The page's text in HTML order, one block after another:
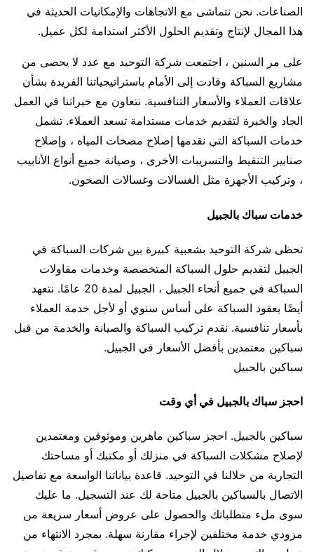
الصناعات. نحن نتماشى مع الاتجاهات والإمكانيات الحديثة في
هذا المجال لإنتاج وتقديم الحلول الأكثر استدامة لكل عميل.
على مر السنين ، اجتمعت شركة التوحيد مع عدد لا يحصى من
مشاريع السباكة وقادت إلى الأمام باستراتيجياتنا الفريدة بشأن
علاقات العملاء والأسعار التنافسية. نتعاون مع خبراتنا في العمل
الجاد والخبرة لتقديم خدمات مستدامة تسعد العملاء. تشمل
خدمات السباكة التي نقدمها إصلاح مضخات المياه ، وإصلاح
صنابير التنقيط والتسريبات الأخرى ، وصيانة جميع أنواع الأنابيب
، وتركيب الأجهزة مثل الغسالات وغسالات الصحون.
خدمات سباك بالجبيل
تحظى شركة التوحيد بشعبية كبيرة بين شركات السباكة في
الجبيل لتقديم حلول السباكة المتخصصة وخدمات مقاولات
السباكة في جميع أنحاء الجبيل ، الجبيل لمدة 20 عامًا. نتعهد
أيضًا بعقود السباكة على أساس سنوي أو لأجل خدمة العملاء
بأسعار تنافسية. نقدم تركيب السباكة والصيانة والخدمة من قبل
سباكين معتمدين بأفضل الأسعار في الجبيل.
سباكين بالجبيل
احجز سباك بالجبيل في أي وقت
سباكين بالجبيل. احجز سباكين ماهرين وموثوقين ومعتمدين
لإصلاح مشكلات السباكة في منزلك أو مكتبك أو مساحتك
التجارية من خلالنا في التوحيد. قاعدة بياناتنا الواسعة مع تفاصيل
الاتصال بالسباكين بالجبيل متاحة لك عند التسجيل. ما عليك
سوى ملء متطلباتك والحصول على عروض أسعار سريعة من
مزودي خدمة مختلفين لإجراء مقارنة سهلة. بمجرد الانتهاء من